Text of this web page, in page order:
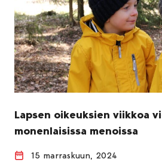
Lapsen oikeuksien viikkoa
monenlaisissa menoissa
15 marraskuun, 2024